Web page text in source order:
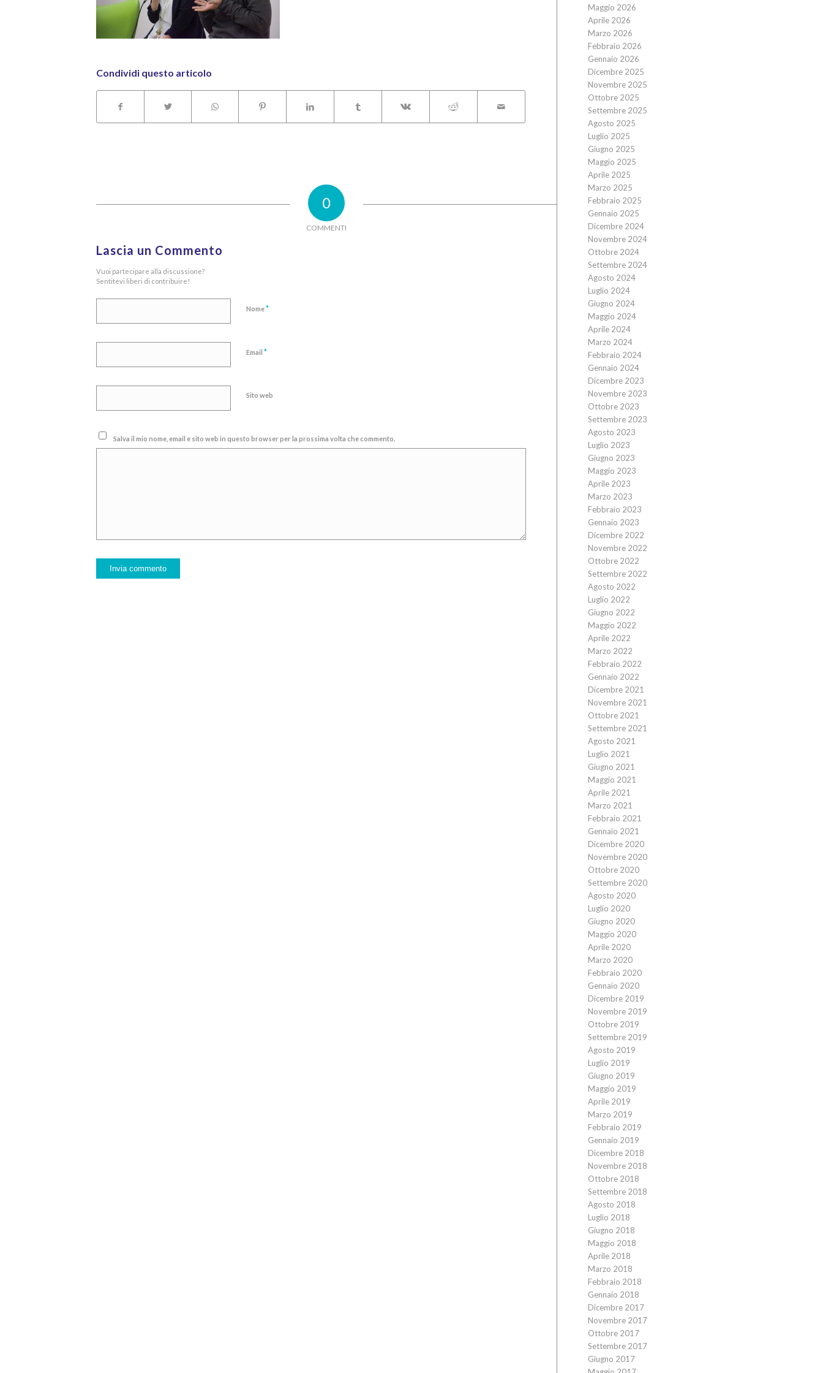
Condividi questo articolo
0
COMMENTI
Lascia un Commento
Vuoi partecipare alla discussione?
Sentitevi liberi di contribuire!
Nome*
Email *
Sito web
Salva il mio nome, email e sito web in questo browser per la prossima volta che commento.
Maggio 2026
Aprile 2026
Marzo 2026
Febbraio 2026
Gennaio 2026
Dicembre 2025
Novembre 2025
Ottobre 2025
Settembre 2025
Agosto 2025
Luglio 2025
Giugno 2025
Maggio 2025
Aprile 2025
Marzo 2025
Febbraio 2025
Gennaio 2025
Dicembre 2024
Novembre 2024
Ottobre 2024
Settembre 2024
Agosto 2024
Luglio 2024
Giugno 2024
Maggio 2024
Aprile 2024
Marzo 2024
Febbraio 2024
Gennaio 2024
Dicembre 2023
Novembre 2023
Ottobre 2023
Settembre 2023
Agosto 2023
Luglio 2023
Giugno 2023
Maggio 2023
Aprile 2023
Marzo 2023
Febbraio 2023
Gennaio 2023
Dicembre 2022
Novembre 2022
Ottobre 2022
Settembre 2022
Agosto 2022
Luglio 2022
Giugno 2022
Maggio 2022
Aprile 2022
Marzo 2022
Febbraio 2022
Gennaio 2022
Dicembre 2021
Novembre 2021
Ottobre 2021
Settembre 2021
Agosto 2021
Luglio 2021
Giugno 2021
Maggio 2021
Aprile 2021
Marzo 2021
Febbraio 2021
Gennaio 2021
Dicembre 2020
Novembre 2020
Ottobre 2020
Settembre 2020
Agosto 2020
Luglio 2020
Giugno 2020
Maggio 2020
Aprile 2020
Marzo 2020
Febbraio 2020
Gennaio 2020
Dicembre 2019
Novembre 2019
Ottobre 2019
Settembre 2019
Agosto 2019
Luglio 2019
Giugno 2019
Maggio 2019
Aprile 2019
Marzo 2019
Febbraio 2019
Gennaio 2019
Dicembre 2018
Novembre 2018
Ottobre 2018
Settembre 2018
Agosto 2018
Luglio 2018
Giugno 2018
Maggio 2018
Aprile 2018
Marzo 2018
Febbraio 2018
Gennaio 2018
Dicembre 2017
Novembre 2017
Ottobre 2017
Settembre 2017
Giugno 2017